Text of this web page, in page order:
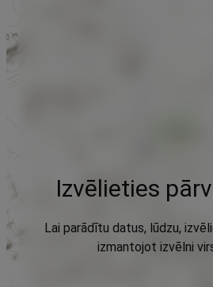
Izvēlieties
Lai parādītu datus, lūdzu,
izmantojot izvēlni